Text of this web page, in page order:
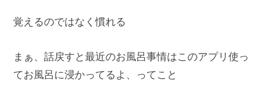
覚えるのではなく慣れる
まぁ、話戻すと最近のお風呂事情はこのアプリ使っ
てお風呂に浸かってるよ、ってこと